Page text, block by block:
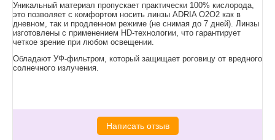
Уникальный материал пропускает практически 100% кислорода,
это позволяет с комфортом носить линзы ADRIA O2O2 как в
дневном, так и продленном режиме (не снимая до 7 дней). Линзы
изготовлены с применением HD-технологии, что гарантирует
четкое зрение при любом освещении.
Обладают УФ-фильтром, который защищает роговицу от вредного
солнечного излучения.
Написать отзыв